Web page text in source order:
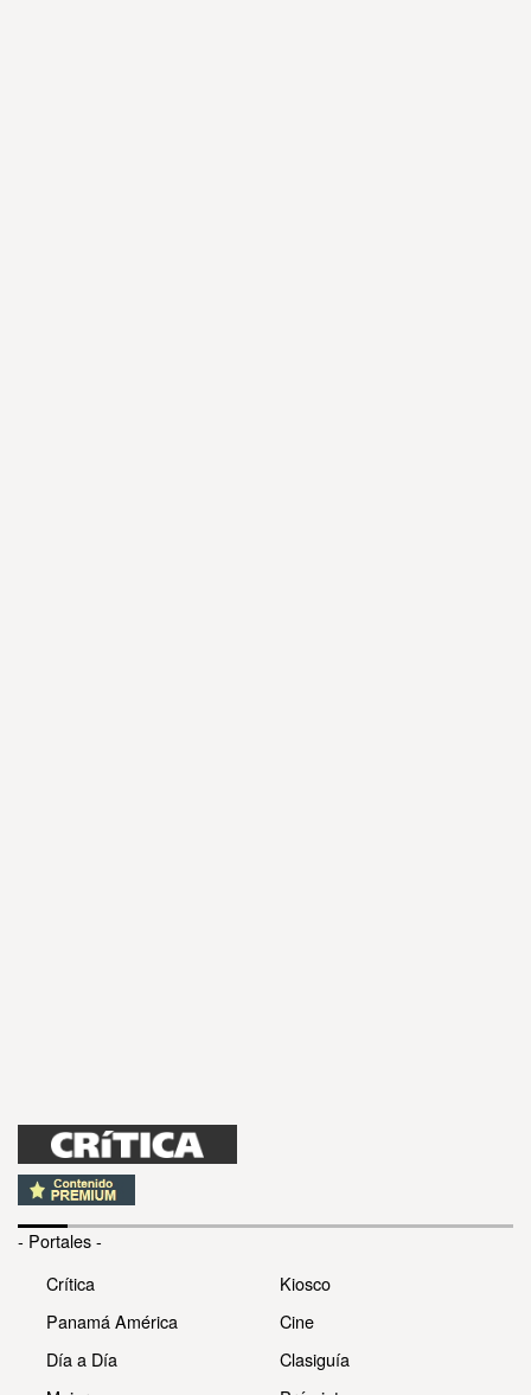
- Portales -
Crítica
Panamá América
Día a Día
Kiosco
Cine
Clasiguía